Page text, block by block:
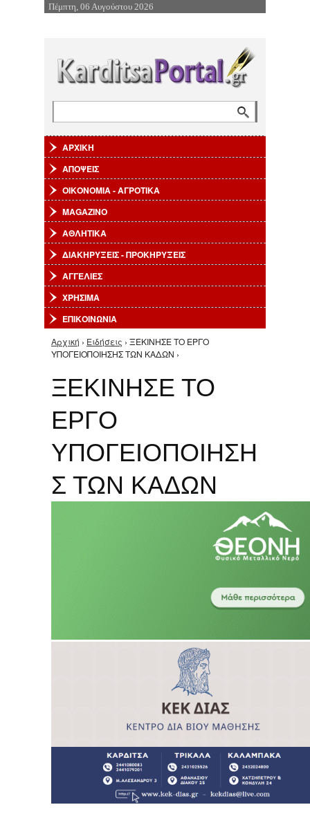
Επιστροφή στην Πλοήγηση
Πέμπτη, 06 Αυγούστου 2026
ΑΡΧΙΚΗ
ΑΠΟΨΕΙΣ
ΟΙΚΟΝΟΜΙΑ - ΑΓΡΟΤΙΚΑ
MAGAZINO
ΑΘΛΗΤΙΚΑ
ΔΙΑΚΗΡΥΞΕΙΣ - ΠΡΟΚΗΡΥΞΕΙΣ
ΑΓΓΕΛΙΕΣ
ΧΡΗΣΙΜΑ
ΕΠΙΚΟΙΝΩΝΙΑ
Είστε εδώ
Αρχική › Ειδήσεις › ΞΕΚΙΝΗΣΕ ΤΟ ΕΡΓΟ
ΥΠΟΓΕΙΟΠΟΙΗΣΗΣ ΤΩΝ ΚΑΔΩΝ ›
ΞΕΚΙΝΗΣΕ ΤΟ
ΕΡΓΟ
ΥΠΟΓΕΙΟΠΟΙΗΣΗ
Σ ΤΩΝ ΚΑΔΩΝ